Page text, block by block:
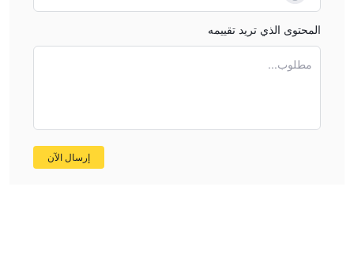
المحتوى الذي تريد تقييمه
مطلوب...
إرسال الآن